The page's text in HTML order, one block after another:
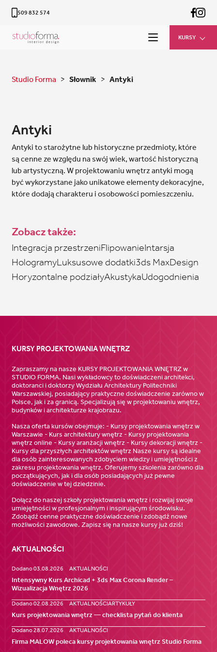
509 832 574
KURSY
Studio Forma > Słownik > Antyki
Antyki
Antyki to starożytne lub historyczne przedmioty, które
są cenne ze względu na swój wiek, wartość historyczną
lub artystyczną. W projektowaniu wnętrz antyki mogą
być wykorzystane jako unikatowe elementy dekoracyjne,
które dodają charakteru i osobowości pomieszczeniu.
Zobacz także:
Integracja przestrzeniFlipowanieIntarsja
HologramyLuksusowe dodatki3ds MaxDesign
Horyzontalne podziałyAkustykaUdogodnienia
KURSY PROJEKTOWANIA WNĘTRZ
Zapraszamy na nasze KURSY PROJEKTOWANIA WNĘTRZ w
STUDIO FORMA. Nasi wykładowcy to doświadczeni architekci,
doktoranci i doktorzy Wydziału Architektury Politechniki
Warszawskiej, posiadający praktyczne doświadczenie zarówno w
Polsce, jak i za granicą. Specjalizują się w projektowaniu wnętrz,
budynków i architekturze krajobrazu.
Nasza oferta kursów obejmuje: - Kursy projektowania wnętrz w
Warszawie - Kurs architektury wnętrz - Kursy projektowania
wnętrz online - Kursy aranżacji wnętrz - Kursy dekoracji wnętrz -
Kursy dla przyszłych architektów wnętrz Nasze kursy są idealne
dla osób zainteresowanych zdobyciem wiedzy i umiejętności z
zakresu projektowania wnętrz. Oferujemy szkolenia zarówno dla
początkujących, jak i dla osób posiadających już pewne
doświadczenie w tej dziedzinie.
Dołącz do naszej szkoły projektowania wnętrz i rozwijaj swoje
umiejętności w profesjonalnym i inspirującym środowisku.
Zdobądź cenne praktyczne doświadczenie i zdobądź nowe
możliwości zawodowe. Zapisz się na nasze kursy już dziś!
AKTUALNOŚCI
Dodano 03.08.2026 AKTUALNOŚCI
Intensywny Kurs Archicad + 3ds Max Corona Render –
Wizualizacja Wnętrz 2026
Dodano 02.08.2026 AKTUALNOŚCIARTYKUŁY
Kurs projektowania wnętrz — checklista pytań do klienta
Dodano 28.07.2026 AKTUALNOŚCI
Firma MALOW poleca kursy projektowania wnętrz Studio Forma